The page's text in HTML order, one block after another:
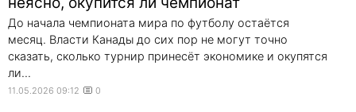
До начала чемпионата мира по футболу остаётся
месяц. Власти Канады до сих пор не могут точно
сказать, сколько турнир принесёт экономике и окупятся
ли...
11.05.2026 09:12 0